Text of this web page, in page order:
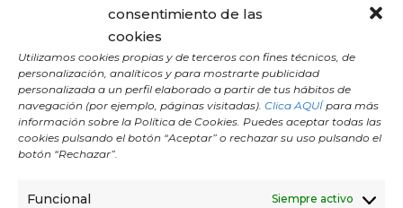
consentimiento de las
cookies
Utilizamos cookies propias y de terceros con fines técnicos, de
personalización, analíticos y para mostrarte publicidad
personalizada a un perfil elaborado a partir de tus hábitos de
navegación (por ejemplo, páginas visitadas). Clica AQUÍpara más
información sobre la Política de Cookies. Puedes aceptar todas las
cookies pulsando el botón “Aceptar” o rechazar su uso pulsando el
botón “Rechazar”.
Funcional Siempre activo